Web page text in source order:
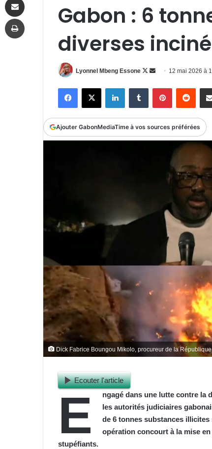
Gabon : 6
diverses
Lyonnel Mbeng Essone
Follow
Envoyer
courriel
12 mai 2026 à
FacebookX LinkedinTumblr Pinterest
Ajouter GabonMediaTime à vos sources préférées
Dick Fabrice Boungou Mikolo, procureur de la
Ecouter l'article
E
ngagé dans une lutte contre la
les autorités judiciaires
de 6 tonnes substances illicites
opération concourt à la mise
stupéfiants.